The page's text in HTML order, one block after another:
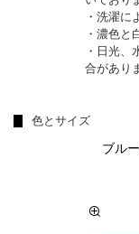
・洗濯に
・濃色と
・日光、
合があり
色とサイズ
ブル